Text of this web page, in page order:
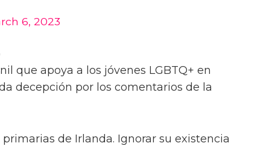
6, 2023
que apoya a los jóvenes LGBTQ+ en
decepción por los comentarios de la
de Irlanda. Ignorar su existencia